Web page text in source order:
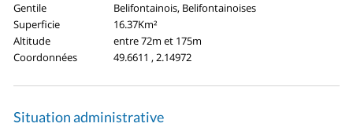
Gentile
Belifontainois, Belifontainoises
Superficie
16.37Km²
Altitude
entre 72m et 175m
Coordonnées
49.6611 , 2.14972
Situation administrative